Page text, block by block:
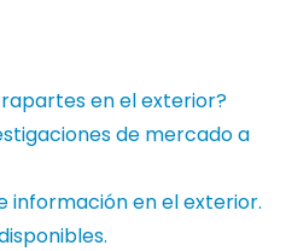
en el exterior?
de mercado a
información en el exterior.